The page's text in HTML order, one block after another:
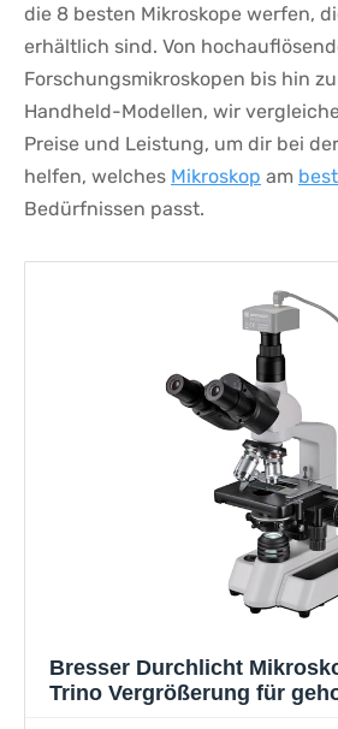
die ⁤8 besten⁢ Mikroskope ⁢werfen,
erhältlich sind. ‌Von
Forschungsmikroskopen bis hin
Handheld-Modellen, wir
Preise und Leistung, um⁣ dir bei
helfen, welches⁤ Mikroskop am
Bedürfnissen passt.
Bresser Durchlicht
Trino Vergrößerung für